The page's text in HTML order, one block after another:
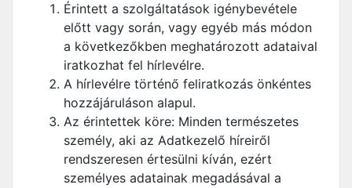
Érintett a szolgáltatások igénybevétele
előtt vagy során, vagy egyéb más módon
a következőkben meghatározott adataival
iratkozhat fel hírlevélre.
A hírlevélre történő feliratkozás önkéntes
hozzájáruláson alapul.
Az érintettek köre: Minden természetes
személy, aki az Adatkezelő híreiről
rendszeresen értesülni kíván, ezért
személyes adatainak megadásával a